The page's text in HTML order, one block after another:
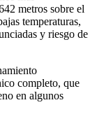
metros sobre el
temperaturas,
y riesgo de
completo, que
en algunos